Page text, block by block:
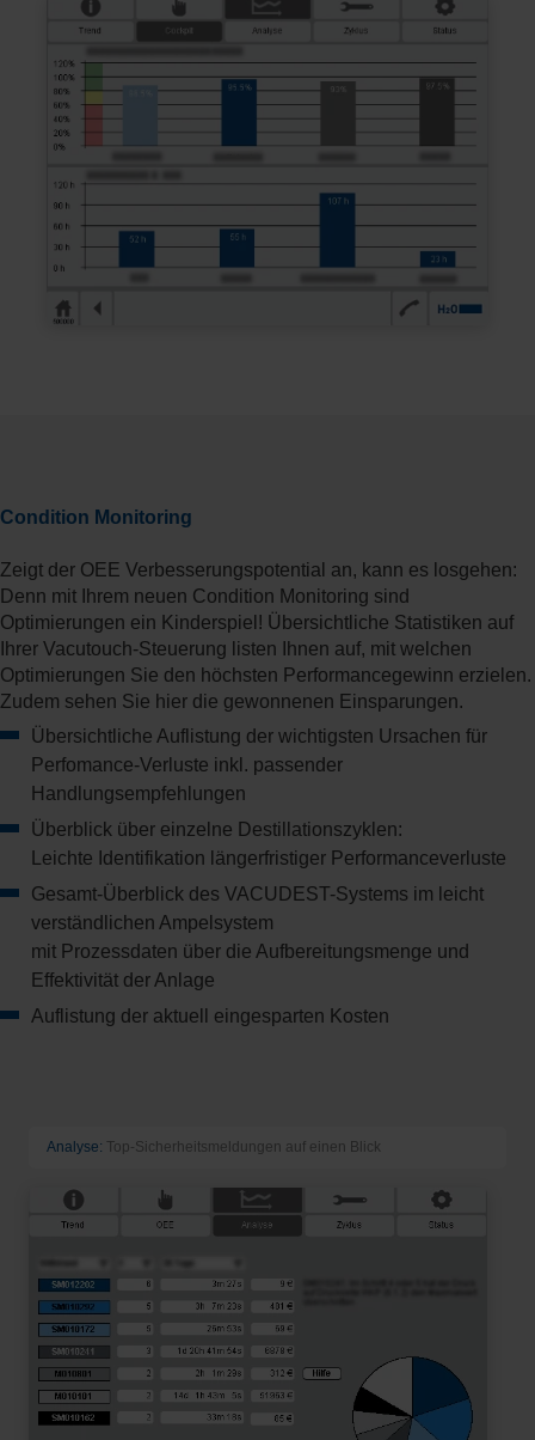
Condition Monitoring
Zeigt der OEE Verbesserungspotential an, kann es losgehen:
Denn mit Ihrem neuen Condition Monitoring sind
Optimierungen ein Kinderspiel! Übersichtliche Statistiken auf
Ihrer Vacutouch-Steuerung listen Ihnen auf, mit welchen
Optimierungen Sie den höchsten Performancegewinn erzielen.
Zudem sehen Sie hier die gewonnenen Einsparungen.
Übersichtliche Auflistung der wichtigsten Ursachen für
Perfomance-Verluste inkl. passender
Handlungsempfehlungen
Überblick über einzelne Destillationszyklen:
Leichte Identifikation längerfristiger Performanceverluste
Gesamt-Überblick des VACUDEST-Systems im leicht
verständlichen Ampelsystem
mit Prozessdaten über die Aufbereitungsmenge und
Effektivität der Anlage
Auflistung der aktuell eingesparten Kosten
Analyse: Top-Sicherheitsmeldungen auf einen Blick